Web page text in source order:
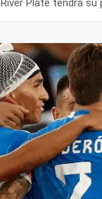
River Plate tendrá su